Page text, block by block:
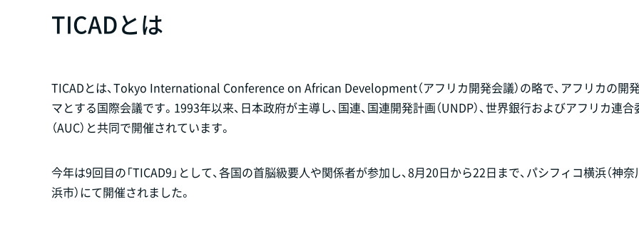
TICADとは
TICADとは、Tokyo International Conference on African Development（アフリカ開発会議）の略で、アフリカの開
マとする国際会議です。1993年以来、日本政府が主導し、国連、国連開発計画（UNDP）、世界銀行およびアフリカ連
（AUC）と共同で開催されています。
今年は9回目の「TICAD9」として、各国の首脳級要人や関係者が参加し、8月20日から22日まで、パシフィコ横浜（神
浜市）にて開催されました。